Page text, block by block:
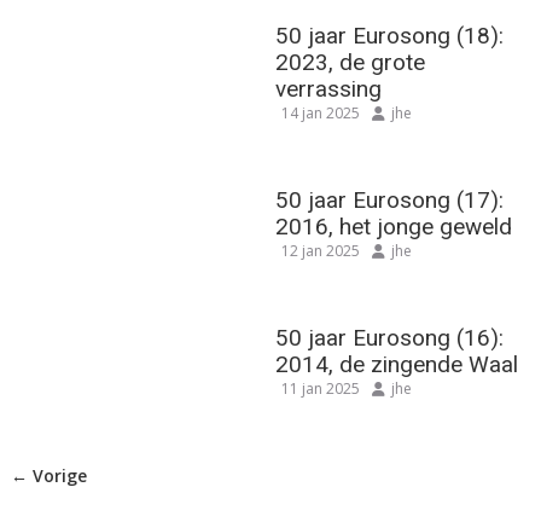
50 jaar Eurosong (18):
2023, de grote
verrassing
14 jan 2025 jhe
50 jaar Eurosong (17):
2016, het jonge geweld
12 jan 2025 jhe
50 jaar Eurosong (16):
2014, de zingende Waal
11 jan 2025 jhe
← Vorige